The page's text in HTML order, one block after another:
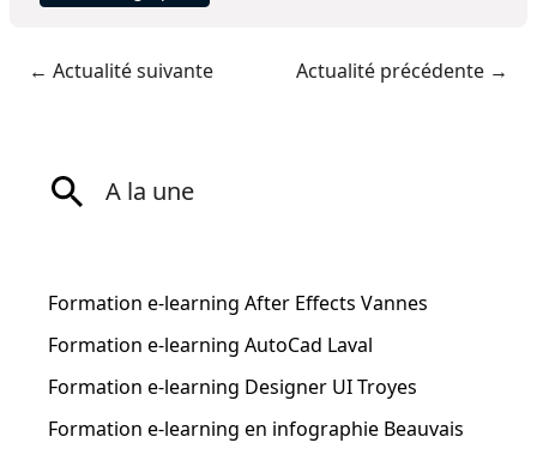
← Actualité suivante Actualité précédente →
A la une
Formation e-learning After Effects Vannes
Formation e-learning AutoCad Laval
Formation e-learning Designer UI Troyes
Formation e-learning en infographie Beauvais